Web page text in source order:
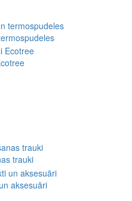
trauki
aksesuāri